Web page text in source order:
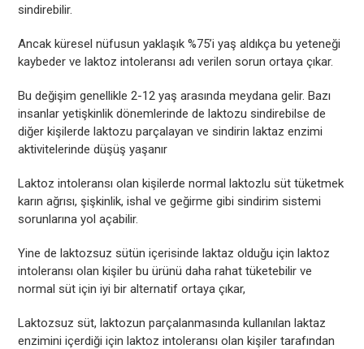
sindirebilir.
Ancak küresel nüfusun yaklaşık %75’i yaş aldıkça bu yeteneği
kaybeder ve laktoz intoleransı adı verilen sorun ortaya çıkar.
Bu değişim genellikle 2-12 yaş arasında meydana gelir. Bazı
insanlar yetişkinlik dönemlerinde de laktozu sindirebilse de
diğer kişilerde laktozu parçalayan ve sindirin laktaz enzimi
aktivitelerinde düşüş yaşanır
Laktoz intoleransı olan kişilerde normal laktozlu süt tüketmek
karın ağrısı, şişkinlik, ishal ve geğirme gibi sindirim sistemi
sorunlarına yol açabilir.
Yine de laktozsuz sütün içerisinde laktaz olduğu için laktoz
intoleransı olan kişiler bu ürünü daha rahat tüketebilir ve
normal süt için iyi bir alternatif ortaya çıkar,
Laktozsuz süt, laktozun parçalanmasında kullanılan laktaz
enzimini içerdiği için laktoz intoleransı olan kişiler tarafından